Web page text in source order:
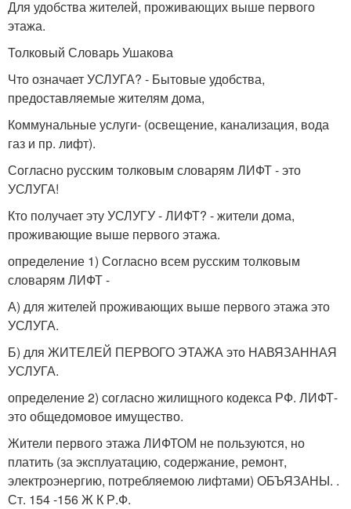
Для удобства жителей, проживающих выше первого
этажа.
Толковый Словарь Ушакова
Что означает УСЛУГА? - Бытовые удобства,
предоставляемые жителям дома,
Коммунальные услуги- (освещение, канализация, вода
газ и пр. лифт).
Согласно русским толковым словарям ЛИФТ - это
УСЛУГА!
Кто получает эту УСЛУГУ - ЛИФТ? - жители дома,
проживающие выше первого этажа.
определение 1) Согласно всем русским толковым
словарям ЛИФТ -
А) для жителей проживающих выше первого этажа это
УСЛУГА.
Б) для ЖИТЕЛЕЙ ПЕРВОГО ЭТАЖА это НАВЯЗАННАЯ
УСЛУГА.
определение 2) согласно жилищного кодекса РФ. ЛИФТ-
это общедомовое имущество.
Жители первого этажа ЛИФТОМ не пользуются, но
платить (за эксплуатацию, содержание, ремонт,
электроэнергию, потребляемою лифтами) ОБЪЯЗАНЫ. .
Ст. 154 -156 Ж К Р.Ф.